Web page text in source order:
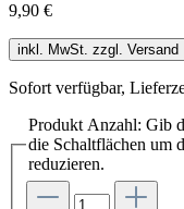
9,90 €
inkl. MwSt. zzgl. Versand
Sofort verfügbar,
Produkt Anzahl: Gib
die Schaltflächen um
reduzieren.